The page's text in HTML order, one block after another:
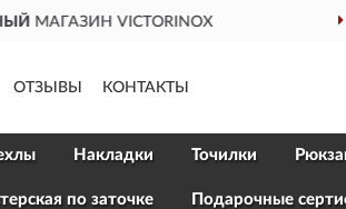
ДОСТАВИМ ПО ВСЕЙ РОССИИ
ОТЗЫВЫ КОНТАКТЫ
Накладки Точилки
по заточке Подарочные